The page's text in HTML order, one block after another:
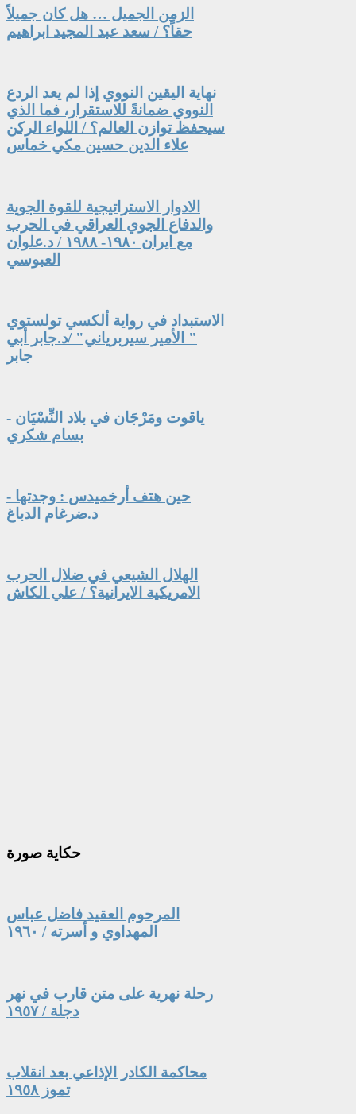
الزمن الجميل … هل كان جميلاً
حقاً؟ / سعد عبد المجيد ابراهيم
نهاية اليقين النووي إذا لم يعد الردع
النووي ضمانةً للاستقرار، فما الذي
سيحفظ توازن العالم؟ / اللواء الركن
علاء الدين حسين مكي خماس
الادوار الاستراتيجية للقوة الجوية
والدفاع الجوي العراقي في الحرب
مع ايران ١٩٨٠- ١٩٨٨ / د.علوان
العبوسي
الاستبداد في رواية ألكسي تولستوي
" الأمير سيربرياني" /د.جابر أبي
جابر
ياقوت ومَرْجَان في بلاد النِّسْيَان -
بسام شكري
حين هتف أرخميدس : وجدتها -
د.ضرغام الدباغ
الهلال الشيعي في ضلال الحرب
الامريكية الايرانية؟ / علي الكاش
حكاية صورة
المرحوم العقيد فاضل عباس
المهداوي و أسرته / ١٩٦٠
رحلة نهرية على متن قارب في نهر
دجلة / ١٩٥٧
محاكمة الكادر الإذاعي بعد انقلاب
تموز ١٩٥٨